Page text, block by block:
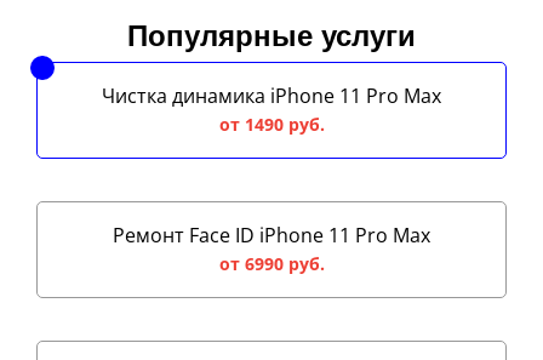
Популярные услуги
Чистка динамика iPhone 11 Pro Max
от 1490 руб.
Ремонт Face ID iPhone 11 Pro Max
от 6990 руб.